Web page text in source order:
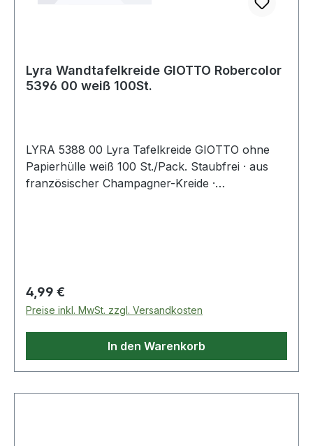
Lyra Wandtafelkreide GIOTTO Robercolor
5396 00 weiß 100St.
LYRA 5388 00 Lyra Tafelkreide GIOTTO ohne
Papierhülle weiß 100 St./Pack. Staubfrei · aus
französischer Champagner-Kreide ·
Regulärer Preis:
4,99 €
Preise inkl. MwSt. zzgl. Versandkosten
In den Warenkorb